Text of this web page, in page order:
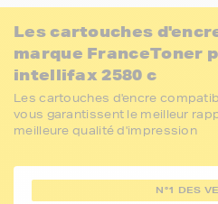
Les cartouches
marque FranceToner
intellifax 2580 c
Les cartouches d'encre
vous garantissent le meilleur
meilleure qualité d'impression
N°1 DES